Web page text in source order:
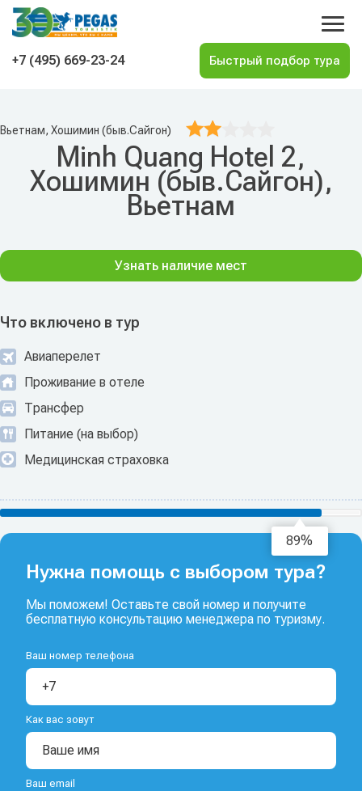
На главную
+7 (495) 669-23-24
Вьетнам, Хошимин (быв.Сайгон)
Minh Quang Hotel 2,
Хошимин (быв.Сайгон),
Вьетнам
Что включено в тур
Авиаперелет
Проживание в отеле
Трансфер
Питание (на выбор)
Медицинская страховка
Узнать наличие мест
91%
Нужна помощь с выбором тура?
Мы поможем! Оставьте свой номер и получите
бесплатную консультацию менеджера по туризму.
Ваш номер телефона
Как вас зовут
Ваш email